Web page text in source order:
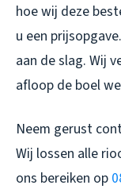
hoe wij deze
u een
aan de slag. Wij
afloop de boel
Neem gerust
Wij lossen alle
ons bereiken op